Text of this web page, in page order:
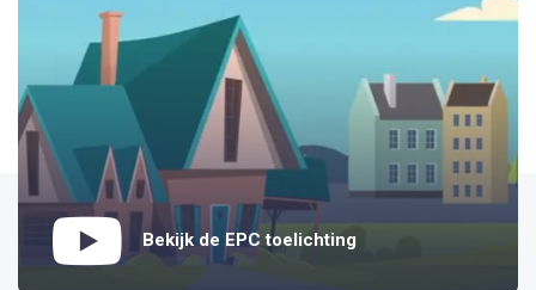
Bekijk de EPC toelichting